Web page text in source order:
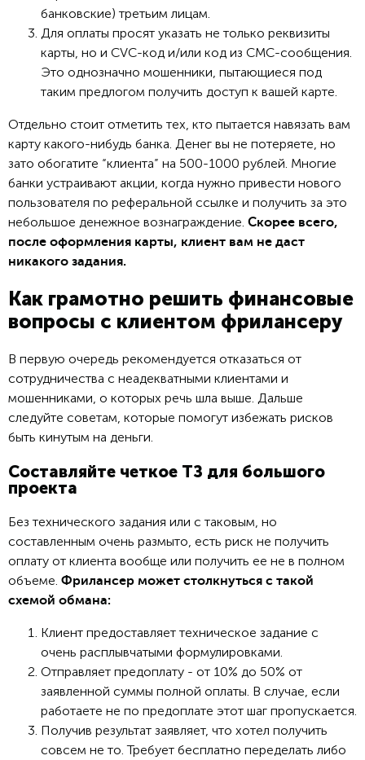
банковские) третьим лицам.
Для оплаты просят указать не только реквизиты
карты, но и CVC-код и/или код из СМС-сообщения.
Это однозначно мошенники, пытающиеся под
таким предлогом получить доступ к вашей карте.
Отдельно стоит отметить тех, кто пытается навязать вам
карту какого-нибудь банка. Денег вы не потеряете, но
зато обогатите “клиента” на 500-1000 рублей. Многие
банки устраивают акции, когда нужно привести нового
пользователя по реферальной ссылке и получить за это
небольшое денежное вознаграждение. Скорее всего,
после оформления карты, клиент вам не даст
никакого задания.
Как грамотно решить финансовые
вопросы с клиентом фрилансеру
В первую очередь рекомендуется отказаться от
сотрудничества с неадекватными клиентами и
мошенниками, о которых речь шла выше. Дальше
следуйте советам, которые помогут избежать рисков
быть кинутым на деньги.
Составляйте четкое ТЗ для большого
проекта
Без технического задания или с таковым, но
составленным очень размыто, есть риск не получить
оплату от клиента вообще или получить ее не в полном
объеме. Фрилансер может столкнуться с такой
схемой обмана:
Клиент предоставляет техническое задание с
очень расплывчатыми формулировками.
Отправляет предоплату - от 10% до 50% от
заявленной суммы полной оплаты. В случае, если
работаете не по предоплате этот шаг пропускается.
Получив результат заявляет, что хотел получить
совсем не то. Требует бесплатно переделать либо